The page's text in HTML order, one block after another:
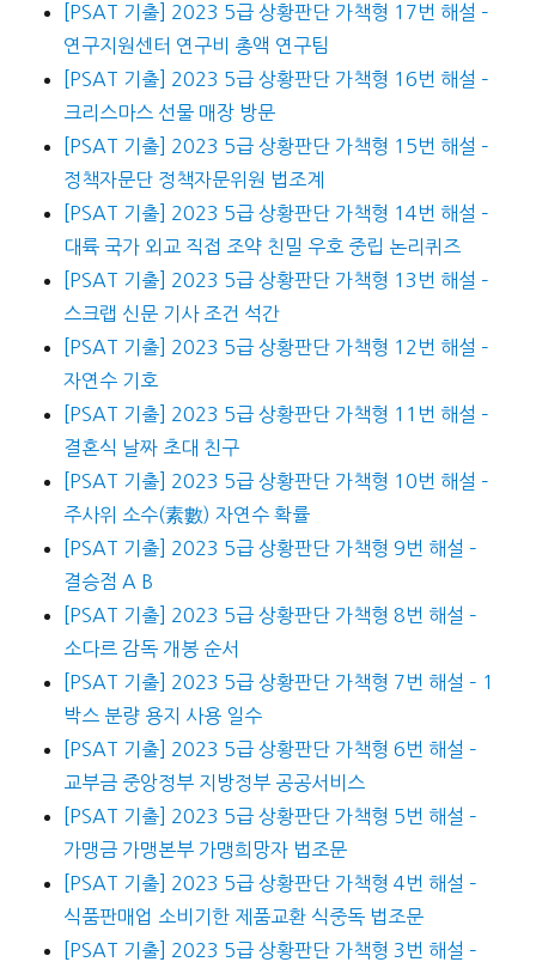
[PSAT 기출] 2023 5급 상황판단 가책형 17번 해설 –
연구지원센터 연구비 총액 연구팀
[PSAT 기출] 2023 5급 상황판단 가책형 16번 해설 –
크리스마스 선물 매장 방문
[PSAT 기출] 2023 5급 상황판단 가책형 15번 해설 –
정책자문단 정책자문위원 법조계
[PSAT 기출] 2023 5급 상황판단 가책형 14번 해설 –
대륙 국가 외교 직접 조약 친밀 우호 중립 논리퀴즈
[PSAT 기출] 2023 5급 상황판단 가책형 13번 해설 –
스크랩 신문 기사 조건 석간
[PSAT 기출] 2023 5급 상황판단 가책형 12번 해설 –
자연수 기호
[PSAT 기출] 2023 5급 상황판단 가책형 11번 해설 –
결혼식 날짜 초대 친구
[PSAT 기출] 2023 5급 상황판단 가책형 10번 해설 –
주사위 소수(素數) 자연수 확률
[PSAT 기출] 2023 5급 상황판단 가책형 9번 해설 –
결승점 A B
[PSAT 기출] 2023 5급 상황판단 가책형 8번 해설 –
소다르 감독 개봉 순서
[PSAT 기출] 2023 5급 상황판단 가책형 7번 해설 – 1
박스 분량 용지 사용 일수
[PSAT 기출] 2023 5급 상황판단 가책형 6번 해설 –
교부금 중앙정부 지방정부 공공서비스
[PSAT 기출] 2023 5급 상황판단 가책형 5번 해설 –
가맹금 가맹본부 가맹희망자 법조문
[PSAT 기출] 2023 5급 상황판단 가책형 4번 해설 –
식품판매업 소비기한 제품교환 식중독 법조문
[PSAT 기출] 2023 5급 상황판단 가책형 3번 해설 –